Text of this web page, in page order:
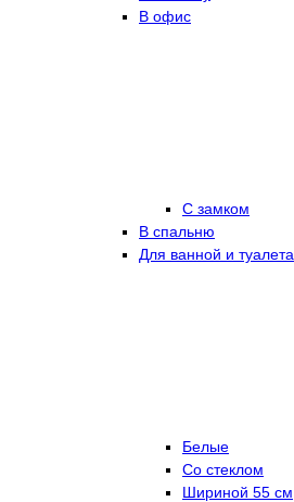
В офис
С замком
В спальню
Для ванной и туалета
Белые
Со стеклом
Шириной 55 см